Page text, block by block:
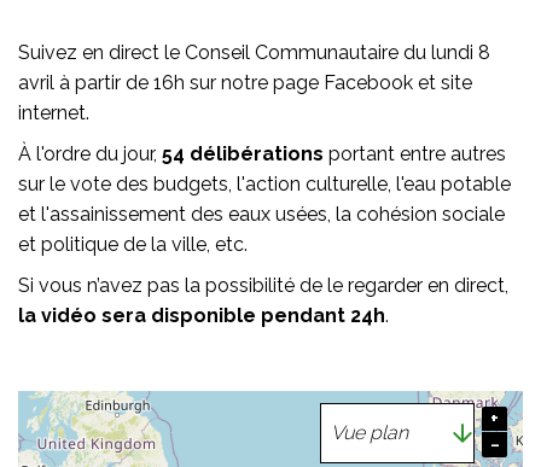
Suivez en direct le Conseil Communautaire du lundi 8
avril à partir de 16h sur notre page Facebook et site
internet.
À l'ordre du jour, 54 délibérations portant entre autres
sur le vote des budgets, l'action culturelle, l'eau potable
et l'assainissement des eaux usées, la cohésion sociale
et politique de la ville, etc.
Si vous n’avez pas la possibilité de le regarder en direct,
la vidéo sera disponible pendant 24h.
+
−